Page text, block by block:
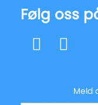
Følg oss
Meld